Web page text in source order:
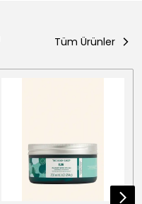
Tüm Ürünler